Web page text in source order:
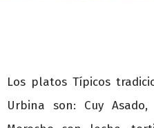
Los platos Típicos
Urbina son: Cuy